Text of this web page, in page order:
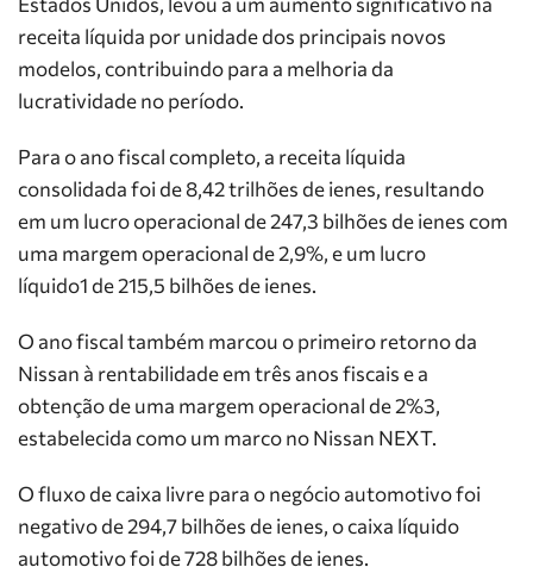
receita líquida por unidade dos principais novos
modelos, contribuindo para a melhoria da
lucratividade no período.
Para o ano fiscal completo, a receita líquida
consolidada foi de 8,42 trilhões de ienes, resultando
em um lucro operacional de 247,3 bilhões de ienes com
uma margem operacional de 2,9%, e um lucro
líquido1 de 215,5 bilhões de ienes.
O ano fiscal também marcou o primeiro retorno da
Nissan à rentabilidade em três anos fiscais e a
obtenção de uma margem operacional de 2%3,
estabelecida como um marco no Nissan NEXT.
O fluxo de caixa livre para o negócio automotivo foi
negativo de 294,7 bilhões de ienes, o caixa líquido
automotivo foi de 728 bilhões de ienes.